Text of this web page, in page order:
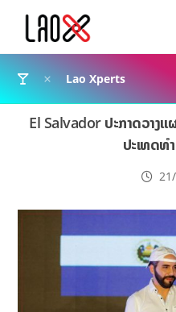
Lao Xperts
El Salvador ປະກາດວາງ
ປະເທດທ